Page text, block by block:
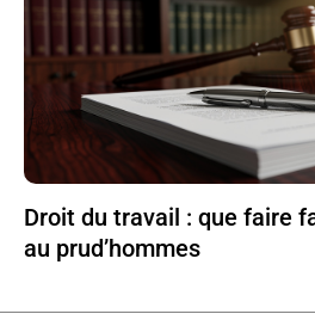
Droit du travail : que faire
au prud’hommes